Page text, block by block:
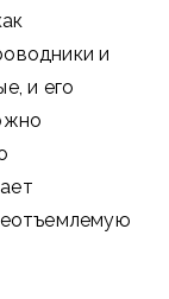
и
и его